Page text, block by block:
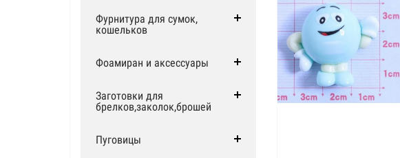
Фурнитура для сумок,
кошельков
Фоамиран и аксессуары
Заготовки для
брелков,заколок,брошей
Пуговицы